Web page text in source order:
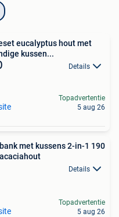
eucalyptus hout met
kussen...
Details
Topadvertentie
5 aug 26
met kussens 2-in-1 190
Details
Topadvertentie
5 aug 26